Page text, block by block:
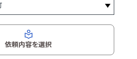
依頼内容を選択